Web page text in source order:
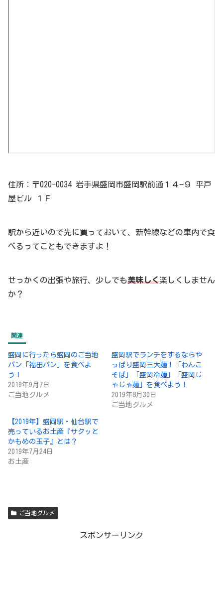
住所：〒020-0034 岩手県盛岡市盛岡駅前通１４−９ 平戸
屋ビル １Ｆ
駅から近いので先に買っておいて、新幹線などの車内で食
べるってこともできますよ！
せっかくの出張や旅行、少しでも美味しく楽しくしません
か？
関連
盛岡に行ったら盛岡のご当地
パン「福田パン」を食べよ
う！
2019年9月7日
ご当地グルメ
盛岡駅でランチをするならや
っぱり盛岡三大麺！「わんこ
そば」「盛岡冷麺」「盛岡じ
ゃじゃ麺」を食べよう！
2019年8月30日
ご当地グルメ
【2019年】盛岡駅・仙台駅で
売っているお土産『サクッと
かもめの玉子』とは？
2019年7月24日
お土産
ご当地グルメ
スポンサーリンク